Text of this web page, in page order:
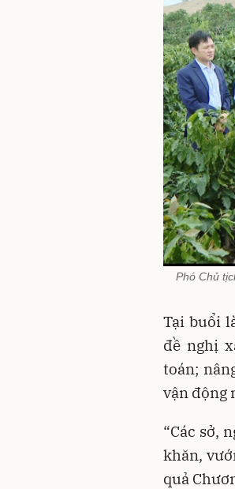
Phó Chủ
Tại buổi
đề nghị
toán;
vận động
“Các sở,
khăn,
quả